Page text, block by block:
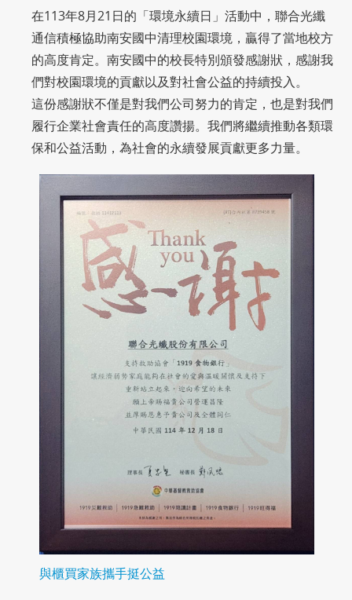
在113年8月21日的「環境永續日」活動中，聯合光纖
通信積極協助南安國中清理校園環境，贏得了當地校方
的高度肯定。南安國中的校長特別頒發感謝狀，感謝我
們對校園環境的貢獻以及對社會公益的持續投入。
這份感謝狀不僅是對我們公司努力的肯定，也是對我們
履行企業社會責任的高度讚揚。我們將繼續推動各類環
保和公益活動，為社會的永續發展貢獻更多力量。
與櫃買家族攜手挺公益